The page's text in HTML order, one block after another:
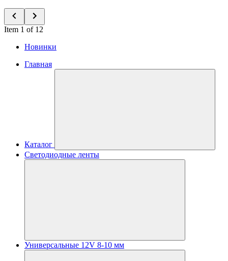
Item 1 of 12
Новинки
Главная
Каталог
Светодиодные ленты
Универсальные 12V 8-10 мм